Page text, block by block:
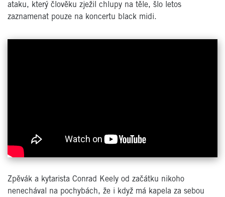
ataku, který člověku zježil chlupy na těle, šlo letos
zaznamenat pouze na koncertu black midi.
Zpěvák a kytarista Conrad Keely od začátku nikoho
nenechával na pochybách, že i když má kapela za sebou